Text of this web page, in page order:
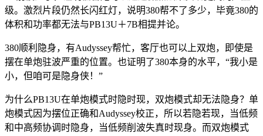
级。激烈片段仍然长闪红灯，说明380帮不了多少，毕竟380的
体积和功率都无法与PB13U＋7B相提并论。
380顺利隐身，有Audyssey帮忙，客厅也可以上双炮，即使是
摆在单炮驻波严重的位置。也证明了380本身的水平，“我小是
小，但咱可是隐身侠！”
为什么PB13U在单炮模式时隐时现，双炮模式却无法隐身？单
炮模式因为摆位正确和Audyssey校正，所以若隐若现，当低频
和中高频协调时隐身，当低频削波失真时现身。而双炮模式